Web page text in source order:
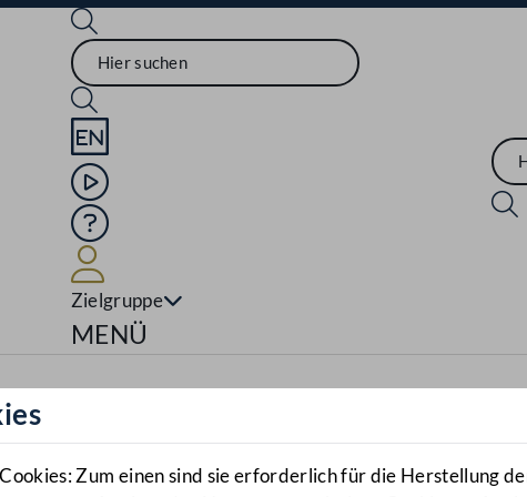
Sprache English
Mediathek
Hilfe
Zielgruppe
Navigationsmenü öffnen
MENÜ
Zum einen sind sie erforderlich für die Herstellung